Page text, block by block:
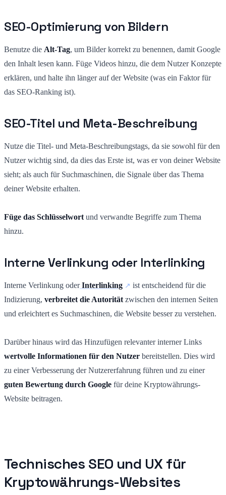
SEO-Optimierung von Bildern
Benutze die Alt-Tag, um Bilder korrekt zu benennen, damit Google
den Inhalt lesen kann. Füge Videos hinzu, die dem Nutzer Konzepte
erklären, und halte ihn länger auf der Website (was ein Faktor für
das SEO-Ranking ist).
SEO-Titel und Meta-Beschreibung
Nutze die Titel- und Meta-Beschreibungstags, da sie sowohl für den
Nutzer wichtig sind, da dies das Erste ist, was er von deiner Website
sieht; als auch für Suchmaschinen, die Signale über das Thema
deiner Website erhalten.
Füge das Schlüsselwort und verwandte Begriffe zum Thema
hinzu.
Interne Verlinkung oder Interlinking
Interne Verlinkung oderInterlinking
ist entscheidend für die
Indizierung, verbreitet die Autorität zwischen den internen Seiten
und erleichtert es Suchmaschinen, die Website besser zu verstehen.
Darüber hinaus wird das Hinzufügen relevanter interner Links
wertvolle Informationen für den Nutzer bereitstellen. Dies wird
zu einer Verbesserung der Nutzererfahrung führen und zu einer
guten Bewertung durch Google für deine Kryptowährungs-
Website beitragen.
Technisches SEO und UX für
Kryptowährungs-Websites